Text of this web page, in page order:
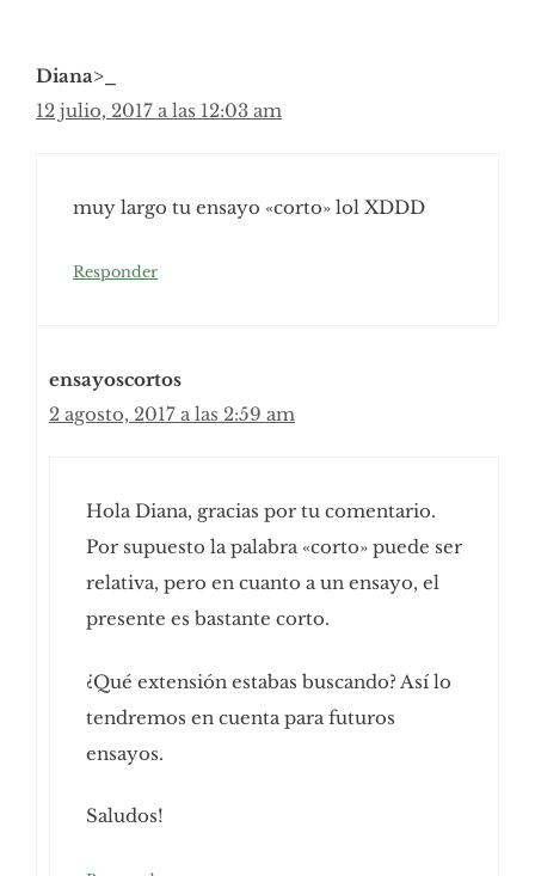
Diana>_
12 julio, 2017 a las 12:03 am
muy largo tu ensayo «corto» lol XDDD
Responder
ensayoscortos
2 agosto, 2017 a las 2:59 am
Hola Diana, gracias por tu comentario.
Por supuesto la palabra «corto» puede ser
relativa, pero en cuanto a un ensayo, el
presente es bastante corto.
¿Qué extensión estabas buscando? Así lo
tendremos en cuenta para futuros
ensayos.
Saludos!